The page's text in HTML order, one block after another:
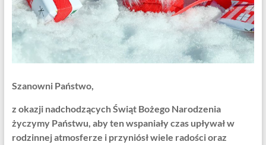
Szanowni Państwo,
z okazji nadchodzących Świąt Bożego Narodzenia
życzymy Państwu, aby ten wspaniały czas upływał w
rodzinnej atmosferze i przyniósł wiele radości oraz